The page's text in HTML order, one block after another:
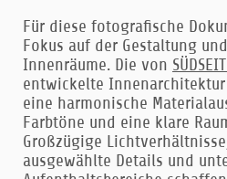
Für diese fotografische
Fokus auf der Gestaltung
Innenräume. Die von
entwickelte
eine harmonische
Farbtöne und eine klare
Großzügige
ausgewählte Details und